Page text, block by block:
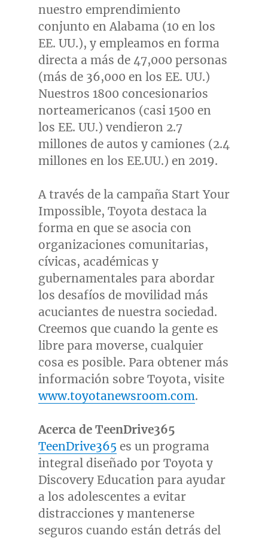
nuestro emprendimiento
conjunto enAlabama (10 en los
EE. UU.), y empleamos en forma
directa a más de 47,000 personas
(más de 36,000 en los EE. UU.)
Nuestros 1800 concesionarios
norteamericanos (casi 1500 en
los EE. UU.) vendieron 2.7
millones de autos y camiones (2.4
millones en los EE.UU.) en 2019.
A través de la campaña Start Your
Impossible, Toyota destaca la
forma en que se asocia con
organizaciones comunitarias,
cívicas, académicas y
gubernamentales para abordar
los desafíos de movilidad más
acuciantes de nuestra sociedad.
Creemos que cuando la gente es
libre para moverse, cualquier
cosa es posible. Para obtener más
información sobre Toyota, visite
www.toyotanewsroom.com.
Acerca de TeenDrive365
TeenDrive365 es un programa
integral diseñado por Toyota y
Discovery Education para ayudar
a los adolescentes a evitar
distracciones y mantenerse
seguros cuando están detrás del